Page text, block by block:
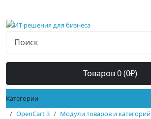
Товаров 0 (0₽)
Категории
OpenCart 3
Модули товаров и категорий